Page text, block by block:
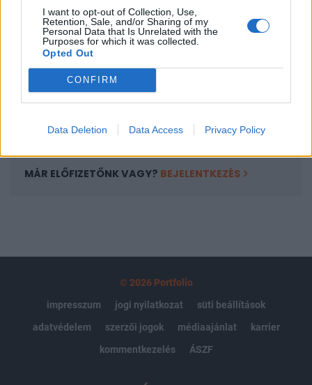
I want to opt-out of Collection, Use,
Retention, Sale, and/or Sharing of my
Personal Data that Is Unrelated with the
Purposes for which it was collected.
Opted Out
CONFIRM
Data Deletion Data Access Privacy Policy
regisztrációhoz kötött.
Az előfizetés a következőket tartalmazza:
Portfolio.hu teljes cikkarchívum
Kötéslisták: BÉT elmúlt 2 év napon belüli
MÁR ELŐFIZETŐNK VAGY? BEJELENTKEZÉS
© 2026 Portfolio
impresszum
jogi nyilatkozat
süti beállítások
adatvédelem
szerzői jogok médiaajánlat
karrier
kommentkezelés
ÁSZF